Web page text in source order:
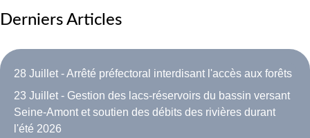
Derniers Articles
28 Juillet - Arrêté préfectoral interdisant l'accès aux forêts
23 Juillet - Gestion des lacs-réservoirs du bassin versant
Seine-Amont et soutien des débits des rivières durant
l'été 2026